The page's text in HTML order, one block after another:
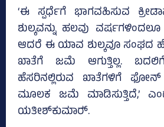
‘ಈ ಸ್ಪರ್ಧೆಗೆ ಭಾಗವಹಿಸುವ
ಶುಲ್ಕವನ್ನು ಹಲವು
ಆದರೆ ಈ ಯಾವ ಶುಲ್ಕವೂ ಸಂಘದ
ಖಾತೆಗೆ ಜಮೆ ಆಗುತ್ತಿಲ್ಲ.
ಹೆಸರಿನಲ್ಲಿರುವ ಖಾತೆಗಳಿಗೆ
ಮೂಲಕ ಜಮೆ ಮಾಡಿಸುತ್ತಿದೆ,’
ಯತೀಶ್‌ಕುಮಾರ್‍‌.